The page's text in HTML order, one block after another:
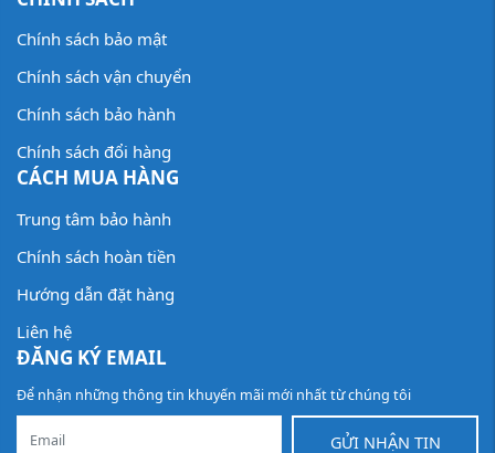
Chính sách bảo mật
Chính sách vận chuyển
Chính sách bảo hành
Chính sách đổi hàng
CÁCH MUA HÀNG
Trung tâm bảo hành
Chính sách hoàn tiền
Hướng dẫn đặt hàng
Liên hệ
ĐĂNG KÝ EMAIL
Để nhận những thông tin khuyến mãi mới nhất từ chúng tôi
GỬI NHẬN TIN